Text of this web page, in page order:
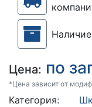
Цена: по
*Цена зависит от
Категория: